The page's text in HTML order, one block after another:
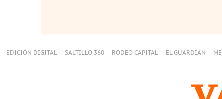
EDICIÓN DIGITAL SALTILLO 360 RODEO CAPITAL EL GUARDIÁN